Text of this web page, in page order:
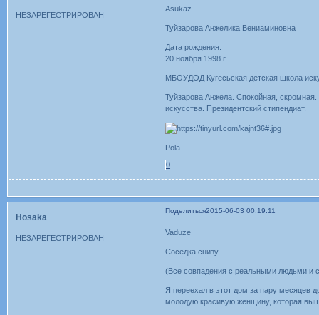
НЕЗАРЕГЕСТРИРОВАН
Asukaz
Туйзарова Анжелика Вениаминовна
Дата рождения:
20 ноября 1998 г.
МБОУДОД Кугесьская детская школа
Туйзарова Анжела. Спокойная,
искусства. Президентский стипендиат.
Pola
0
Поделиться2015-06-03 00:19:11
Hosaka
НЕЗАРЕГЕСТРИРОВАН
Vaduze
Соседка снизу
(Все совпадения с реальными людьми и
Я переехал в этот дом за пару месяцев
молодую красивую женщину, которая